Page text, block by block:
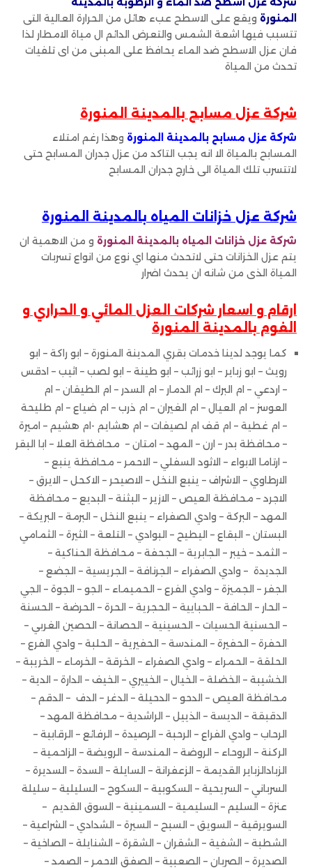
المنورة ويقع على الاسطح عبء هائل من الحرارة العالية التى
تتسبب فيها اشعة الشمس والتعرض الدائم ال مياة الامطار لذا
فان عزل الاسطح ضد الماء يحافظ على المبنى من اى تلفيات
تحدث من المياة
شركة عزل مسابح بالمدينة المنورة
شركة عزل مسابح بالمدينة المنورة وهذا رغم امتلاء
المسابح بالمياة الا انه يجب التاكد من عزل جدران المسابح حتى
لاتتسرب تلك المياة الى خارج جدران المسابح
شركة عزل خزانات المياه بالمدينة المنورة
شركة عزل خزانات المياه بالمدينة المنورة و من الاهمية ان
يتم عزل الخزانات حتى لاتحدث منها اي نوع من انواع تسربات
المياة الذى من شانه ان يحدث اضرار
ارقام و اسعار شركات العزل المائي و الحراري و
الفوم بالمدينة المنورة
كما يوجد لدينا خدمات بقري المدينة المنورة – ابو راكة – ابو
رويث – ابو زباير – ابو زرائب – ابو طينة – ابو لصب – اثيب – ادقس
– اردعي – ام البرك – ام الدمار – ام السدر – ام الطيقان – ام
العوسز – ام العيال – ام الغيران – ام ذرب – ام ضياع – ام طليحة
– ام غطية – ام قف ام لصيفات – ام هشايم -ام هشيم – اميرة
– محافظة بدر – ارن – المهد – امتان – محافظة العلا – ابا البقر
– ارتاما الابواء – الاثود السفلي – الاحمر – محافظة ينبع –
الارطاوي – الاشراف – ينبع النخل – الاصيحر – الاكحل – الايرق –
الاجرد – محافظة العيص – الازير – البثنة – البديع – محافظة
المهد – البركة – وادي الصفراء – ينبع النخل – البرمة – البريكة –
البستان – البقاع – اليطيح – البوادي – التلعة – الثيرة – الثمامي
– الثمد – خيبر – الجابرية – الجحفة – محافظة الحناكية –
الجديدة – وادي الصفراء – الجرنافة – الجريسية – الجضع –
الجفر – الجميزة – وادي الفرع – الحميماء – الجو – الجوة – الجي
– الحار – الحافة – الحبايية – الحجرية – الحرة – الحرضة – الحسنة
– الحسنية الحسيات – الحسينية – الحصانة – الحصين الغربي –
الحفرة – الحفيرة – المندسة – الحفيرية – الحلبة – وادي الفرع –
الحلقة – الحمراء – وادي الصفراء – الخرقة – الخرماء – الخريبة –
الخشيبة – الخضلة – الخيال – الخييري – الخيف – الدارة – الدية –
محافظة العيص – الدحو – الدحيلة – الدغر – الدف – الدقم –
الدقبقة – الديسة – الذييل – الراشدية – محافظة المهد –
الرحاب – وادي الفراع – الرحبة – الرصيدة – الرفائع – الرقابية –
الركنة – الروحاء – الروضة – المندسة – الرويضة – الزاحمية –
الزبادالزباير القديمة – الزعفرانة – السايلة – السدة – السديرة –
السرباني – السريحية – السكوبية – السكوح – السليلية – سليلة
عنزة – السليم – السليمية – السمينية – السوق القديم –
السويرقية – السويق – السبح – السيرة – الشدادي – الشراعية –
الشطبة – الشفية – الشقران – الشقرة – الشنايلة – الصاخية –
الصديرة – الصربان – الصعبية – الصفق الاحمر – الصمد –